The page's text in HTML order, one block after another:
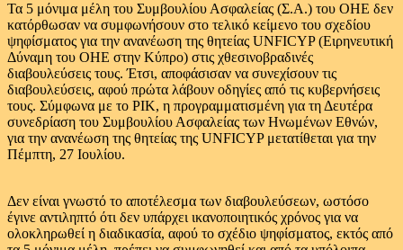
Τα 5 μόνιμα μέλη του Συμβουλίου Ασφαλείας (Σ.Α.) του ΟΗΕ δεν
κατόρθωσαν να συμφωνήσουν στο τελικό κείμενο του σχεδίου
ψηφίσματος για την ανανέωση της θητείας UNFICYP (Ειρηνευτική
Δύναμη του ΟΗΕ στην Κύπρο) στις χθεσινοβραδινές
διαβουλεύσεις τους. Έτσι, αποφάσισαν να συνεχίσουν τις
διαβουλεύσεις, αφού πρώτα λάβουν οδηγίες από τις κυβερνήσεις
τους. Σύμφωνα με το ΡΙΚ, η προγραμματισμένη για τη Δευτέρα
συνεδρίαση του Συμβουλίου Ασφαλείας των Ηνωμένων Εθνών,
για την ανανέωση της θητείας της UNFICYP μετατίθεται για την
Πέμπτη, 27 Ιουλίου.
Δεν είναι γνωστό το αποτέλεσμα των διαβουλεύσεων, ωστόσο
έγινε αντιληπτό ότι δεν υπάρχει ικανοποιητικός χρόνος για να
ολοκληρωθεί η διαδικασία, αφού το σχέδιο ψηφίσματος, εκτός από